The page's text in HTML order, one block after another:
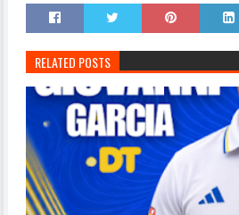
RELATED POSTS